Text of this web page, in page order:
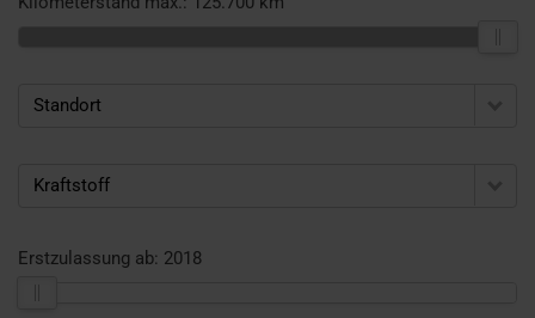
Standort
Kraftstoff
Erstzulassung ab: 2018